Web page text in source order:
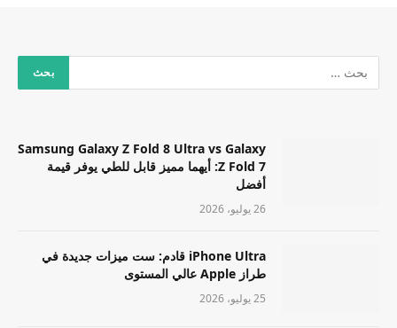
Samsung Galaxy Z Fold 8 Ultra vs Galaxy
Z Fold 7: أيهما مميز قابل للطي يوفر قيمة
أفضل
26 يوليو، 2026
iPhone Ultra قادم: ست ميزات جديدة في
طراز Apple عالي المستوى
25 يوليو، 2026